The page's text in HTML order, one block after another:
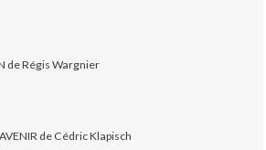
de Régis Wargnier
de Cédric Klapisch